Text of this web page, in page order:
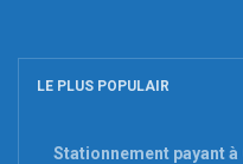
LE PLUS POPULAIR
Stationnement payant